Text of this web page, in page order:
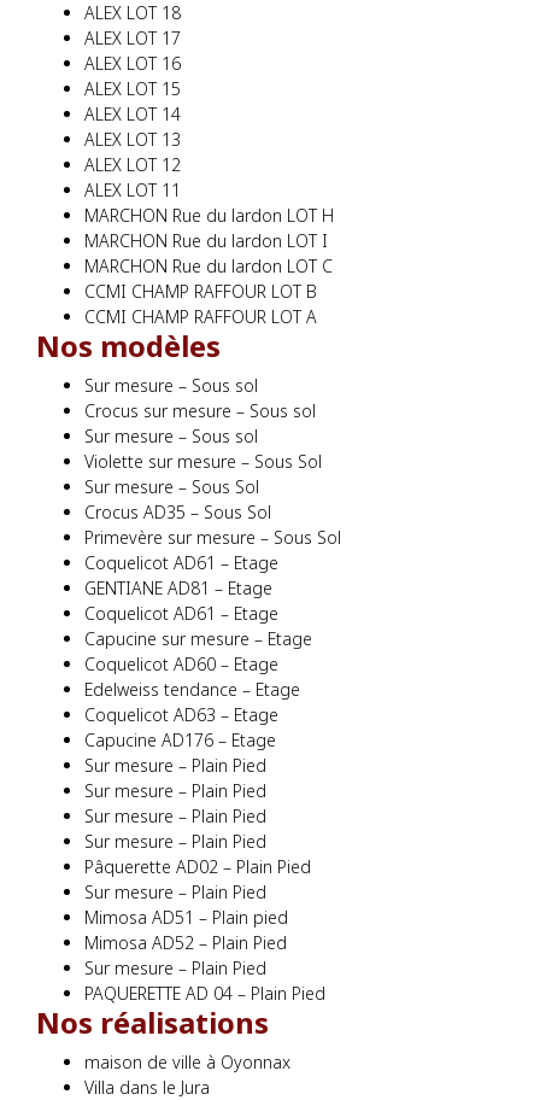
ALEX LOT 18
ALEX LOT 17
ALEX LOT 16
ALEX LOT 15
ALEX LOT 14
ALEX LOT 13
ALEX LOT 12
ALEX LOT 11
MARCHON Rue du lardon LOT H
MARCHON Rue du lardon LOT I
MARCHON Rue du lardon LOT C
CCMI CHAMP RAFFOUR LOT B
CCMI CHAMP RAFFOUR LOT A
Nos modèles
Sur mesure – Sous sol
Crocus sur mesure – Sous sol
Sur mesure – Sous sol
Violette sur mesure – Sous Sol
Sur mesure – Sous Sol
Crocus AD35 – Sous Sol
Primevère sur mesure – Sous Sol
Coquelicot AD61 – Etage
GENTIANE AD81 – Etage
Coquelicot AD61 – Etage
Capucine sur mesure – Etage
Coquelicot AD60 – Etage
Edelweiss tendance – Etage
Coquelicot AD63 – Etage
Capucine AD176 – Etage
Sur mesure – Plain Pied
Sur mesure – Plain Pied
Sur mesure – Plain Pied
Sur mesure – Plain Pied
Pâquerette AD02 – Plain Pied
Sur mesure – Plain Pied
Mimosa AD51 – Plain pied
Mimosa AD52 – Plain Pied
Sur mesure – Plain Pied
PAQUERETTE AD 04 – Plain Pied
Nos réalisations
maison de ville à Oyonnax
Villa dans le Jura